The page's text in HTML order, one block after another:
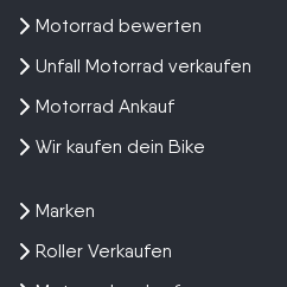
Motorrad bewerten
Unfall Motorrad verkaufen
Motorrad Ankauf
Wir kaufen dein Bike
Marken
Roller Verkaufen